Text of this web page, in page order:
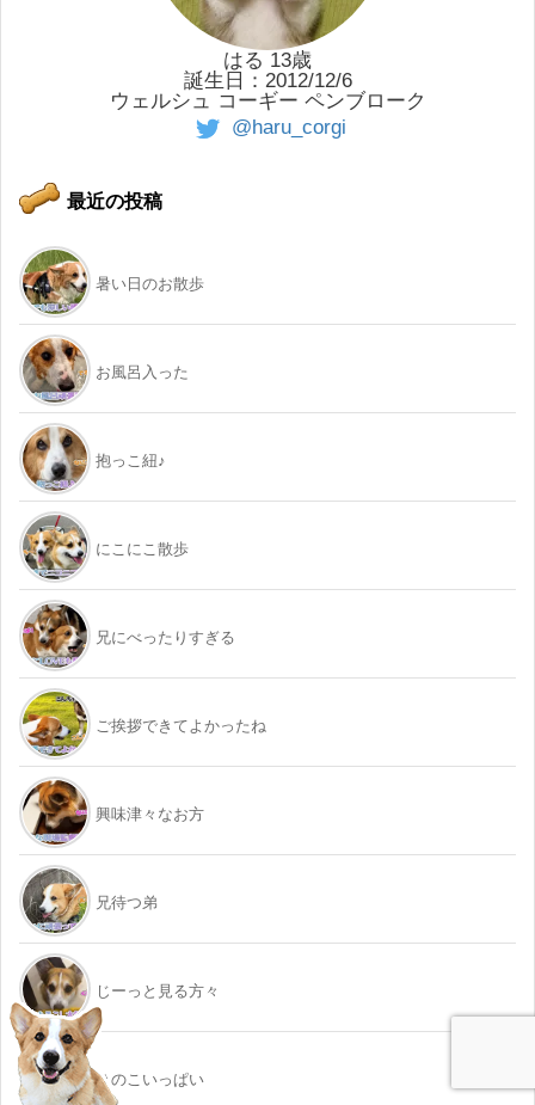
はる 13歳
誕生日：2012/12/6
ウェルシュ コーギー ペンブローク
@haru_corgi
最近の投稿
暑い日のお散歩
お風呂入った
抱っこ紐♪
にこにこ散歩
兄にべったりすぎる
ご挨拶できてよかったね
興味津々なお方
兄待つ弟
じーっと見る方々
きのこいっぱい